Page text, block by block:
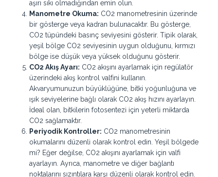
aşırı sıkı olmadığından emin olun.
Manometre Okuma: CO2 manometresinin üzerinde
bir gösterge veya kadran bulunacaktır. Bu gösterge,
CO2 tüpündeki basınç seviyesini gösterir. Tipik olarak,
yeşil bölge CO2 seviyesinin uygun olduğunu, kırmızı
bölge ise düşük veya yüksek olduğunu gösterir.
CO2 Akış Ayarı: CO2 akışını ayarlamak için regülatör
üzerindeki akış kontrol valfini kullanın.
Akvaryumunuzun büyüklüğüne, bitki yoğunluğuna ve
ışık seviyelerine bağlı olarak CO2 akış hızını ayarlayın.
İdeal olan, bitkilerin fotosentezi için yeterli miktarda
CO2 sağlamaktır.
Periyodik Kontroller: CO2 manometresinin
okumalarını düzenli olarak kontrol edin. Yeşil bölgede
mi? Eğer değilse, CO2 akışını ayarlamak için valfi
ayarlayın. Ayrıca, manometre ve diğer bağlantı
noktalarını sızıntılara karşı düzenli olarak kontrol edin.